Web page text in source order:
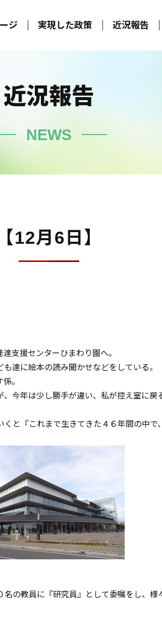
ジ 実現した政策 近況報告
近況報告
NEWS
【12月6日】
支援センターひまわり園へ。
達に絵本の読み聞かせなどをしている。
。
今年は少し勝手が違い、私が控え室に
と『これまで生きてきた４６年間の中
の教員に『研究員』として委嘱をし、